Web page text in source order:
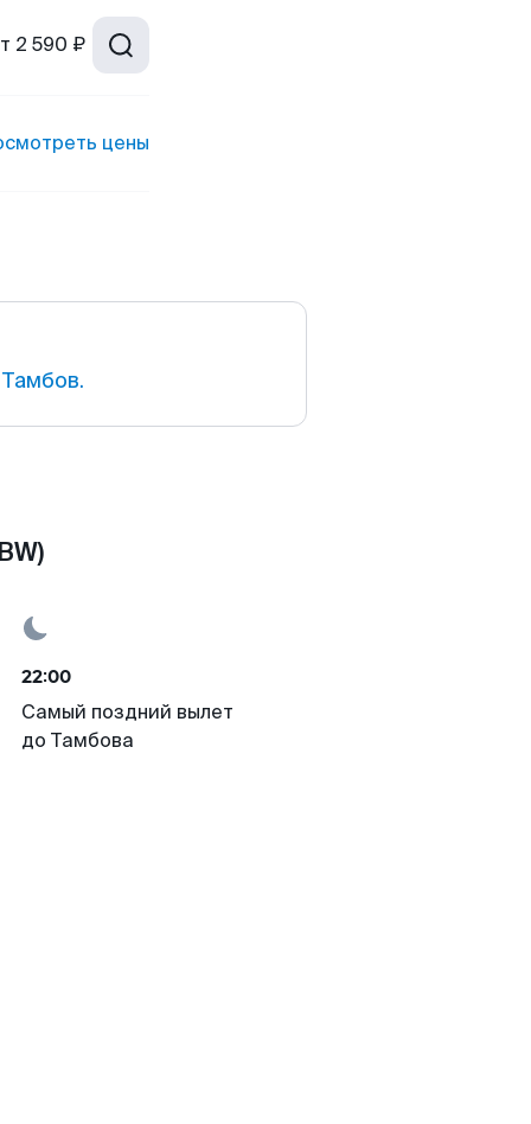
2 590 ₽
цены
22:00
Самый поздний вылет
до Тамбова